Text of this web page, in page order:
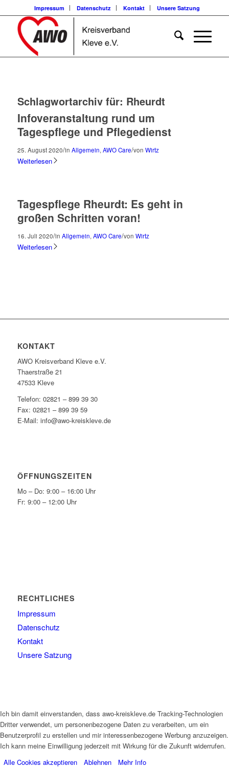
Impressum Datenschutz Kontakt Unsere Satzung
Schlagwortarchiv für: Rheurdt
Infoveranstaltung rund um
Tagespflege und Pflegedienst
25. August 2020/in Allgemein, AWO Care/von Wirtz
Weiterlesen
Tagespflege Rheurdt: Es geht in
großen Schritten voran!
16. Juli 2020/in Allgemein, AWO Care/von Wirtz
Weiterlesen
KONTAKT
AWO Kreisverband Kleve e.V.
Thaerstraße 21
47533 Kleve
Telefon: 02821 – 899 39 30
Fax: 02821 – 899 39 59
E-Mail: info@awo-kreiskleve.de
ÖFFNUNGSZEITEN
Mo – Do: 9:00 – 16:00 Uhr
Fr: 9:00 – 12:00 Uhr
RECHTLICHES
Impressum
Datenschutz
Kontakt
Unsere Satzung
Ich bin damit einverstanden, dass awo-kreiskleve.de Tracking-Technologien
Dritter verwendet, um personenbezogene Daten zu verarbeiten, um ein
Benutzerprofil zu erstellen und mir interessenbezogene Werbung anzuzeigen.
Ich kann meine Einwilligung jederzeit mit Wirkung für die Zukunft widerrufen.
Alle Cookies akzeptieren
Ablehnen Mehr Info